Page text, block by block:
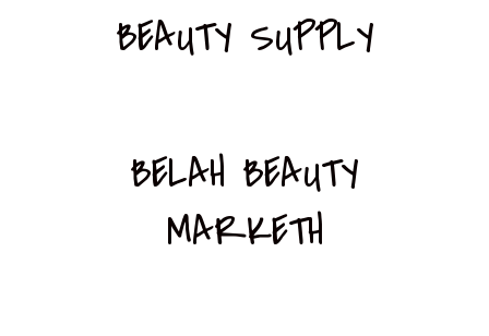
BEAUTY SUPPLY
BELAH BEAUTY
MARKETH